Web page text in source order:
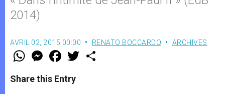
2014)
AVRIL 02, 2015 00:00 RENATO BOCCARDO ARCHIVES
W
t
s
M
e
s
e
F
a
e
b
w
Share this Entry